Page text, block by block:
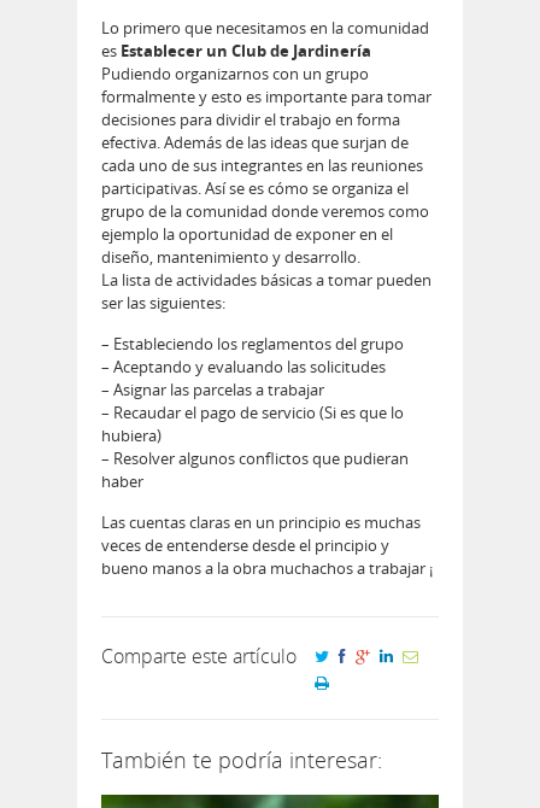
Lo primero que necesitamos en la comunidad
es Establecer un Club de Jardinería
Pudiendo organizarnos con un grupo
formalmente y esto es importante para tomar
decisiones para dividir el trabajo en forma
efectiva. Además de las ideas que surjan de
cada uno de sus integrantes en las reuniones
participativas. Así se es cómo se organiza el
grupo de la comunidad donde veremos como
ejemplo la oportunidad de exponer en el
diseño, mantenimiento y desarrollo.
La lista de actividades básicas a tomar pueden
ser las siguientes:
– Estableciendo los reglamentos del grupo
– Aceptando y evaluando las solicitudes
– Asignar las parcelas a trabajar
– Recaudar el pago de servicio (Si es que lo
hubiera)
– Resolver algunos conflictos que pudieran
haber
Las cuentas claras en un principio es muchas
veces de entenderse desde el principio y
bueno manos a la obra muchachos a trabajar ¡
Comparte este artículo
También te podría interesar: